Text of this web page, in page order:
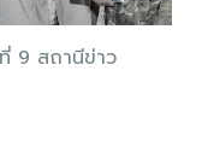
9 สถานีข่าว